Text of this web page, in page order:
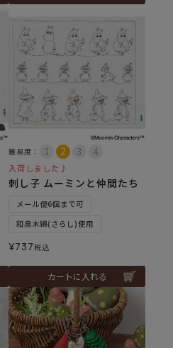
難易度：
入荷しました♪
刺し子 ムーミンと仲間たち
メール便6個まで可
和泉木綿(さらし)使用
¥737税込
カートに入れる